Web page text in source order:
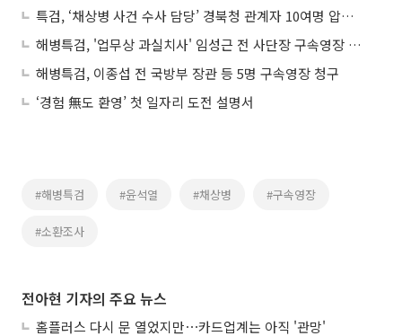
특검, ‘채상병 사건 수사 담당’ 경북청 관계자 10여명 압수수색
해병특검, '업무상 과실치사' 임성근 전 사단장 구속영장 청구
해병특검, 이종섭 전 국방부 장관 등 5명 구속영장 청구
‘경험 無도 환영’ 첫 일자리 도전 설명서
#해병특검 #윤석열 #채상병 #구속영장
#소환조사
전아현 기자의 주요 뉴스
홈플러스 다시 문 열었지만⋯카드업계는 아직 '관망'